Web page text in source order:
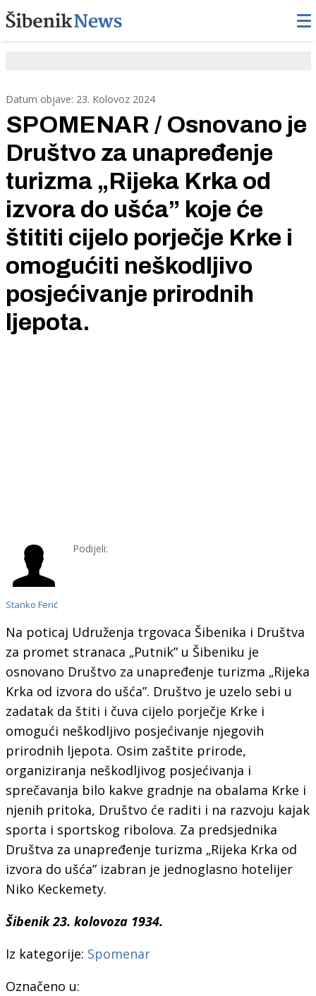
Datum objave: 23. Kolovoz 2024
SPOMENAR / Osnovano je
Društvo za unapređenje
turizma „Rijeka Krka od
izvora do ušća” koje će
štititi cijelo porječje Krke i
omogućiti neškodljivo
posjećivanje prirodnih
ljepota.
Stanko Ferić
Podijeli:
Na poticaj Udruženja trgovaca Šibenika i Društva
za promet stranaca „Putnik” u Šibeniku je
osnovano Društvo za unapređenje turizma „Rijeka
Krka od izvora do ušća”. Društvo je uzelo sebi u
zadatak da štiti i čuva cijelo porječje Krke i
omogući neškodljivo posjećivanje njegovih
prirodnih ljepota. Osim zaštite prirode,
organiziranja neškodljivog posjećivanja i
sprečavanja bilo kakve gradnje na obalama Krke i
njenih pritoka, Društvo će raditi i na razvoju kajak
sporta i sportskog ribolova. Za predsjednika
Društva za unapređenje turizma „Rijeka Krka od
izvora do ušća” izabran je jednoglasno hotelijer
Niko Keckemety.
Šibenik 23. kolovoza 1934.
Iz kategorije: Spomenar
Označeno u: